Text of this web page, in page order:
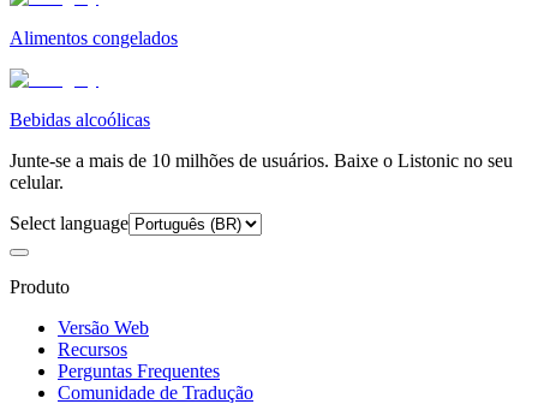
Alimentos congelados
Bebidas alcoólicas
Junte-se a mais de 10 milhões de usuários. Baixe o Listonic no seu
celular.
Select language
Produto
Versão Web
Recursos
Perguntas Frequentes
Comunidade de Tradução